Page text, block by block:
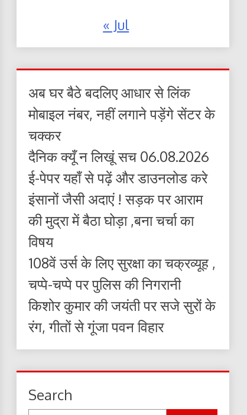
« Jul
अब घर बैठे बदलिए आधार से लिंक
मोबाइल नंबर, नहीं लगाने पड़ेंगे सेंटर के
चक्कर
दैनिक क्यूँ न लिखूं सच 06.08.2026
ई-पेपर यहाँ से पढ़ें और डाउनलोड करे
इंसानों जैसी अदाएं ! सड़क पर आराम
की मुद्रा में बैठा घोड़ा ,बना चर्चा का
विषय
108वें उर्स के लिए सुरक्षा का चक्रव्यूह ,
चप्पे-चप्पे पर पुलिस की निगरानी
किशोर कुमार की जयंती पर सजे सुरों के
रंग, गीतों से गूंजा पवन विहार
Search